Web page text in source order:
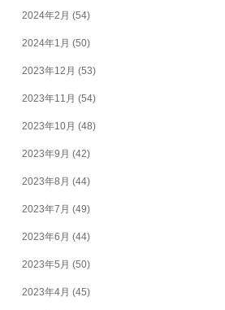
2024年2月 (54)
2024年1月 (50)
2023年12月 (53)
2023年11月 (54)
2023年10月 (48)
2023年9月 (42)
2023年8月 (44)
2023年7月 (49)
2023年6月 (44)
2023年5月 (50)
2023年4月 (45)